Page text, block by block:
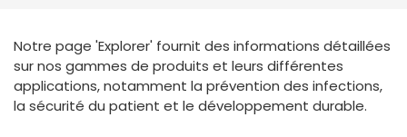
España
France
Turkey
International English
Notre page 'Explorer' fournit des informations détaillées
sur nos gammes de produits et leurs différentes
applications, notamment la prévention des infections,
la sécurité du patient et le développement durable.